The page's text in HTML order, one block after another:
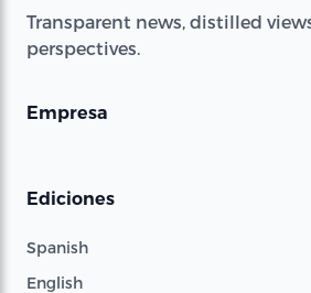
Transparent news, distilled
perspectives.
Empresa
Ediciones
Spanish
English